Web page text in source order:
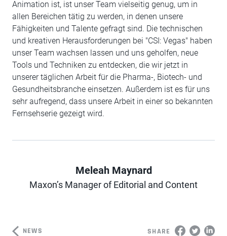
Animation ist, ist unser Team vielseitig genug, um in
allen Bereichen tätig zu werden, in denen unsere
Fähigkeiten und Talente gefragt sind. Die technischen
und kreativen Herausforderungen bei "CSI: Vegas" haben
unser Team wachsen lassen und uns geholfen, neue
Tools und Techniken zu entdecken, die wir jetzt in
unserer täglichen Arbeit für die Pharma-, Biotech- und
Gesundheitsbranche einsetzen. Außerdem ist es für uns
sehr aufregend, dass unsere Arbeit in einer so bekannten
Fernsehserie gezeigt wird.
Author
Meleah Maynard
Maxon’s Manager of Editorial and Content
NEWS SHARE